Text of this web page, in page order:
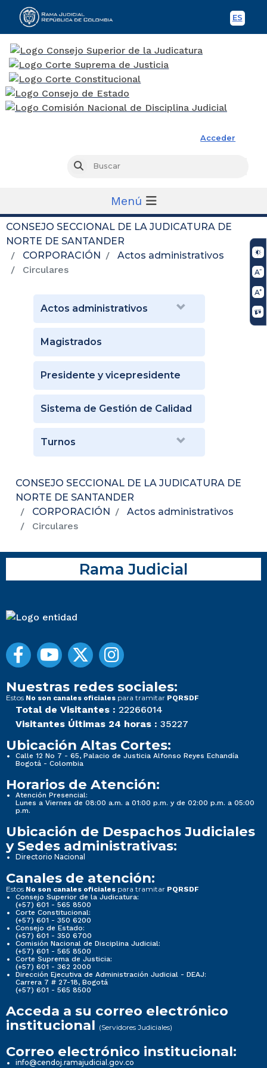
ES
Acceder
Buscar
Menú
CONSEJO SECCIONAL DE LA JUDICATURA DE
NORTE DE SANTANDER
CORPORACIÓN
Actos administrativos
Circulares
Actos administrativos
Magistrados
Presidente y vicepresidente
Sistema de Gestión de Calidad
Turnos
CONSEJO SECCIONAL DE LA JUDICATURA DE
NORTE DE SANTANDER
CORPORACIÓN
Actos administrativos
Circulares
Rama Judicial
Nuestras redes sociales:
Estos No son canales oficiales para tramitar PQRSDF
Total de Visitantes : 22266014
Visitantes Últimas 24 horas : 35227
Ubicación Altas Cortes:
Calle 12 No 7 - 65, Palacio de Justicia Alfonso Reyes Echandía
Bogotá - Colombia
Horarios de Atención:
Atención Presencial:
Lunes a Viernes de 08:00 a.m. a 01:00 p.m. y de 02:00 p.m. a 05:00
p.m.
Ubicación de Despachos Judiciales
y Sedes administrativas:
Directorio Nacional
Canales de atención:
Estos No son canales oficiales para tramitar PQRSDF
Consejo Superior de la Judicatura:
(+57) 601 - 565 8500
Corte Constitucional:
(+57) 601 - 350 6200
Consejo de Estado:
(+57) 601 - 350 6700
Comisión Nacional de Disciplina Judicial:
(+57) 601 - 565 8500
Corte Suprema de Justicia:
(+57) 601 - 362 2000
Dirección Ejecutiva de Administración Judicial - DEAJ:
Carrera 7 # 27-18, Bogotá
(+57) 601 - 565 8500
Acceda a su correo electrónico
institucional (Servidores Judiciales)
Correo electrónico institucional:
info@cendoj.ramajudicial.gov.co